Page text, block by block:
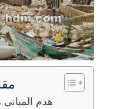
هدم المباني